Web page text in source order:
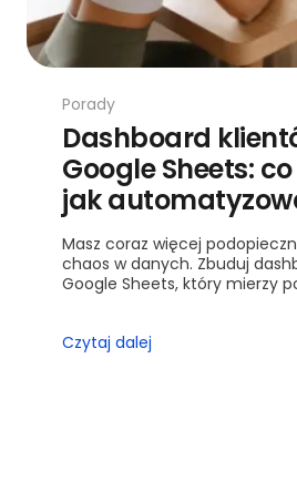
Porady
Dashboard
Google Sheets:
jak
Masz coraz więcej
chaos w danych. Zbuduj
Google Sheets, który mierzy
Czytaj dalej